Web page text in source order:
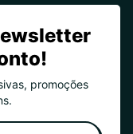
promoções